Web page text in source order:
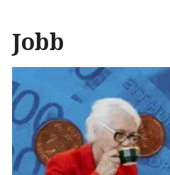
Jobb